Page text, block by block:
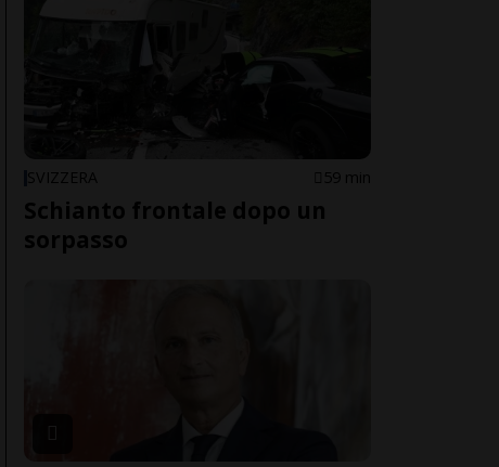
SVIZZERA 59 min
Schianto frontale dopo un
sorpasso